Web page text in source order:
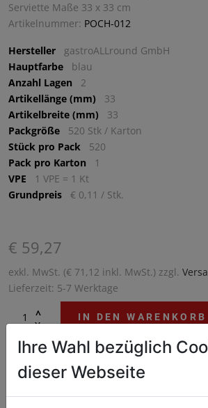
Serviette Maße 33 x 33 cm
Artikelnummer: POCH-012
Hersteller
gastroALLround GmbH
Hauptfarbe
blau
Anzahl Lagen
2
Artikellänge (mm)
33
Artikelbreite (mm)
33
Packgröße
520 Stk / Karton
Stück pro Pack
520
Pack pro Karton
1
VPE
1 VPE = 1 Kt
Grundpreis
€ 0,11 / Stk.
€ 59,27
exkl. MwSt. (€ 71,12 inkl. MwSt.) zzgl.
Lieferzeit: 5-7 Werktage
^
^
IN DEN WARENKORB
Staffelpreise
Ihre Wahl bezüglich
dieser Webseite